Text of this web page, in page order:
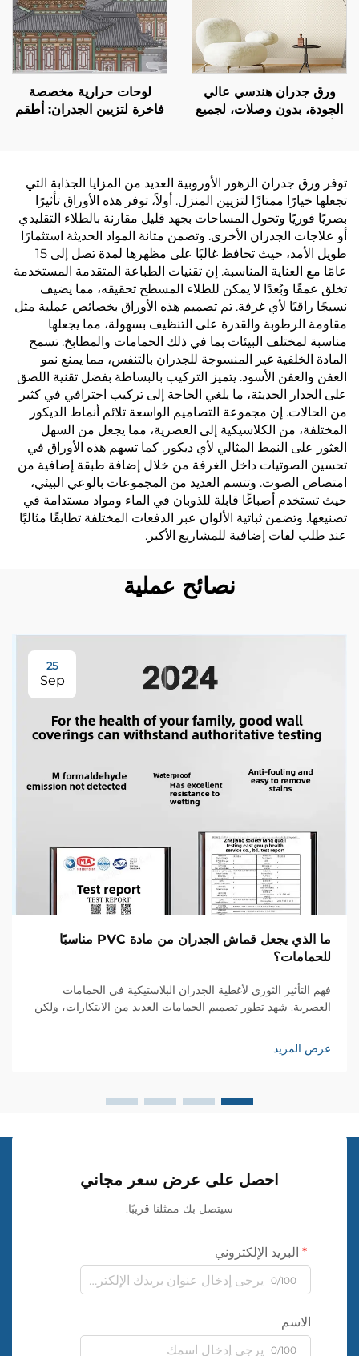
ورق جدران هندسي عالي
الجودة، بدون وصلات، لجميع
واحد، أسلوب فاخر خفيف،
بيع مباشر من المصنع
لوحات حرارية مخصصة
فاخرة لتزيين الجدران: أطقم
توفر ورق جدران الزهور الأوروبية العديد من المزايا الجذابة التي
تجعلها خيارًا ممتازًا لتزيين المنزل. أولاً، توفر هذه الأوراق تأثيرًا
بصريًا فوريًا وتحول المساحات بجهد قليل مقارنة بالطلاء التقليدي
أو علاجات الجدران الأخرى. وتضمن متانة المواد الحديثة استثمارًا
طويل الأمد، حيث تحافظ غالبًا على مظهرها لمدة تصل إلى 15
عامًا مع العناية المناسبة. إن تقنيات الطباعة المتقدمة المستخدمة
تخلق عمقًا وبُعدًا لا يمكن للطلاء المسطح تحقيقه، مما يضيف
نسيجًا راقيًا لأي غرفة. تم تصميم هذه الأوراق بخصائص عملية مثل
مقاومة الرطوبة والقدرة على التنظيف بسهولة، مما يجعلها
مناسبة لمختلف البيئات بما في ذلك الحمامات والمطابخ. تسمح
المادة الخلفية غير المنسوجة للجدران بالتنفس، مما يمنع نمو
العفن والعفن الأسود. يتميز التركيب بالبساطة بفضل تقنية اللصق
على الجدار الحديثة، ما يلغي الحاجة إلى تركيب احترافي في كثير
من الحالات. إن مجموعة التصاميم الواسعة تلائم أنماط الديكور
المختلفة، من الكلاسيكية إلى العصرية، مما يجعل من السهل
العثور على النمط المثالي لأي ديكور. كما تسهم هذه الأوراق في
تحسين الصوتيات داخل الغرفة من خلال إضافة طبقة إضافية من
امتصاص الصوت. وتتسم العديد من المجموعات بالوعي البيئي،
حيث تستخدم أصباغًا قابلة للذوبان في الماء ومواد مستدامة في
تصنيعها. وتضمن ثباتية الألوان عبر الدفعات المختلفة تطابقًا مثاليًا
عند طلب لفات إضافية للمشاريع الأكبر.
نصائح عملية
25
Sep
ما الذي يجعل قماش الجدران من مادة PVC مناسبًا
للحمامات؟
فهم التأثير الثوري لأغطية الجدران البلاستيكية في الحمامات
العصرية. شهد تطور تصميم الحمامات العديد من الابتكارات، ولكن
البلاستيكي. هذا النوع متعدد الاستخدامات من أغطية الجدران...
عرض المزيد
احصل على عرض سعر مجاني
سيتصل بك ممثلنا قريبًا.
البريد الإلكتروني
0/100
الاسم
0/100